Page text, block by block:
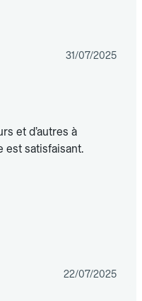
31/07/2025
et d’autres à
est satisfaisant.
22/07/2025